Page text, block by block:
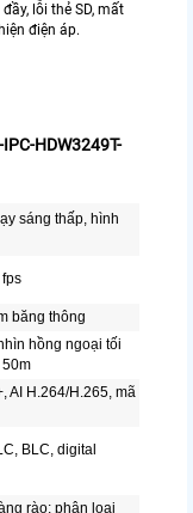
lỗi thẻ SD, mất
điện áp.
HDW3249T-
sáng thấp, hình
băng thông
hồng ngoại tối
AI H.264/H.265, mã
BLC, digital
rào; phân loại